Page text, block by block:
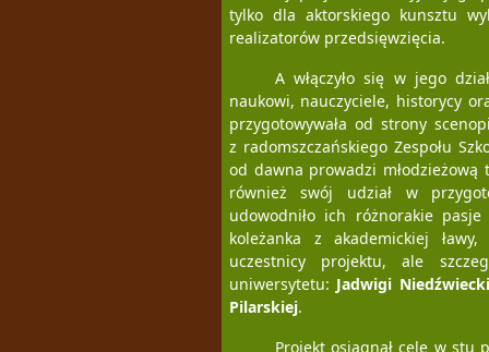
tylko dla aktorskiego kunsztu
realizatorów przedsięwzięcia.
A włączyło się w jego
naukowi, nauczyciele, historycy
przygotowywała od strony
z radomszczańskiego Zespołu
od dawna prowadzi młodzieżową
również swój udział w
udowodniło ich różnorakie
koleżanka z akademickiej
uczestnicy projektu, ale
uniwersytetu: Jadwigi
Pilarskiej.
Projekt osiągnął cele w stu